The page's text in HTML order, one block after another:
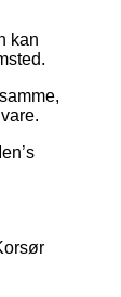
kan